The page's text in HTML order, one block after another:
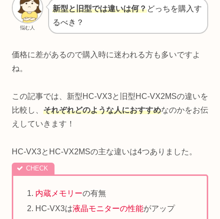
悩む人
新型と旧型では違いは何？どっちを購入す
るべき？
価格に差があるので購入時に迷われる方も多いですよ
ね。
この記事では、新型HC-VX3と旧型HC-VX2MSの違いを
比較し、 それぞれどのような人におすすめなのかをお伝
えしていきます！
HC-VX3とHC-VX2MSの主な違いは4つありました。
内蔵メモリーの有無
HC-VX3は液晶モニターの性能がアップ